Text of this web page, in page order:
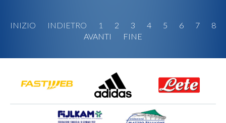
INIZIO INDIETRO 1 2 3 4 5 6 7
8
AVANTI
FINE